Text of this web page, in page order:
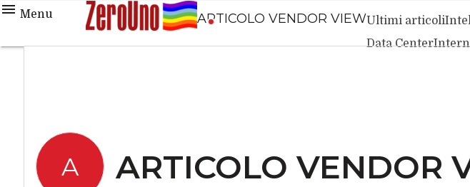
Menu ARTICOLO VENDOR VIEWUltimi articoli
Data Center
A ARTICOLO VENDOR